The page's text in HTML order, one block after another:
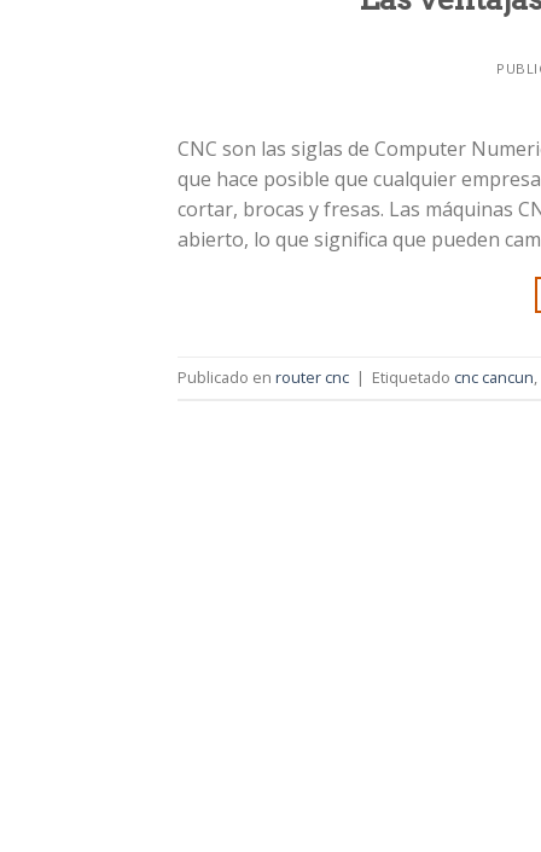
CNC son las siglas de Computer
que hace posible que cualquier
cortar, brocas y fresas. Las máquinas
abierto, lo que significa que pueden
Publicado en router cnc | Etiquetado cnc cancun,